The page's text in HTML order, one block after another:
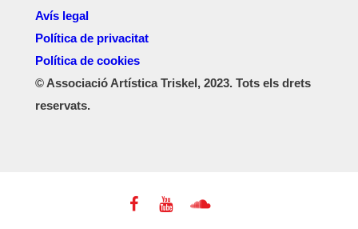
Avís legal
Política de privacitat
Política de cookies
© Associació Artística Triskel, 2023. Tots els drets
reservats.